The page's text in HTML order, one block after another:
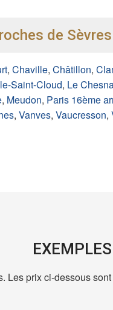
de Sèvres
, Chaville, Châtillon,
Saint-Cloud, Le
, Meudon, Paris 16ème
, Vanves, Vaucresson,
Les prix ci-dessous